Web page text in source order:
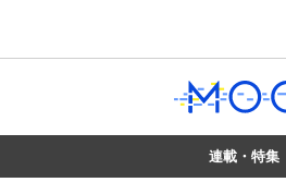
連載・特集